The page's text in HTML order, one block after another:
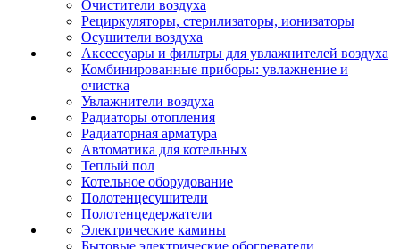
Очистители воздуха
Рециркуляторы, стерилизаторы, ионизаторы
Осушители воздуха
Аксессуары и фильтры для увлажнителей воздуха
Комбинированные приборы: увлажнение и
очистка
Увлажнители воздуха
Радиаторы отопления
Радиаторная арматура
Автоматика для котельных
Теплый пол
Котельное оборудование
Полотенцесушители
Полотенцедержатели
Электрические камины
Бытовые электрические обогреватели